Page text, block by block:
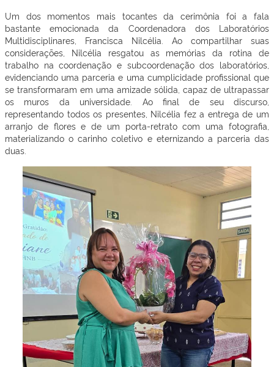
Um dos momentos mais tocantes da cerimônia foi a fala
bastante emocionada da Coordenadora dos Laboratórios
Multidisciplinares, Francisca Nilcélia. Ao compartilhar suas
considerações, Nilcélia resgatou as memórias da rotina de
trabalho na coordenação e subcoordenação dos laboratórios,
evidenciando uma parceria e uma cumplicidade profissional que
se transformaram em uma amizade sólida, capaz de ultrapassar
os muros da universidade. Ao final de seu discurso,
representando todos os presentes, Nilcélia fez a entrega de um
arranjo de flores e de um porta-retrato com uma fotografia,
materializando o carinho coletivo e eternizando a parceria das
duas.